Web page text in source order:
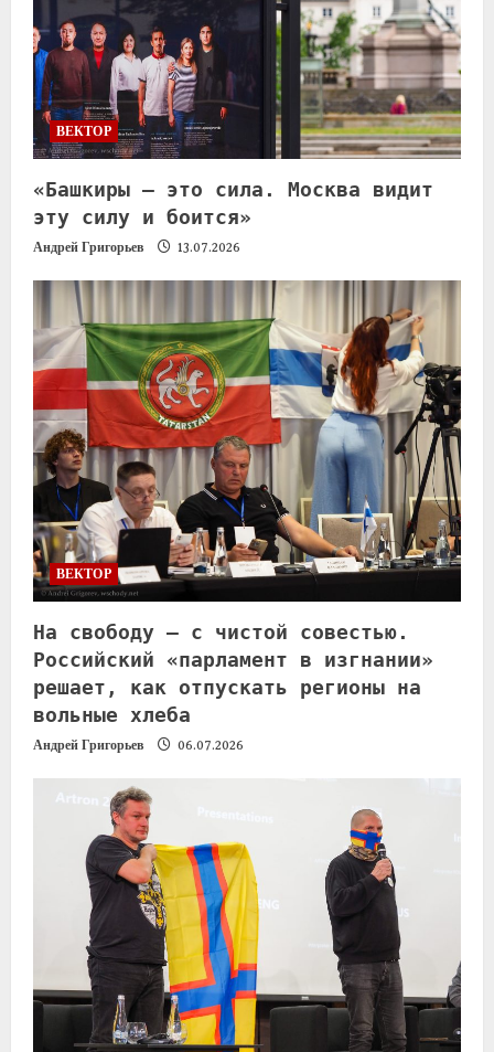
ВЕКТОР
«Башкиры — это сила. Москва видит
эту силу и боится»
Андрей Григорьев 13.07.2026
ВЕКТОР
На свободу — с чистой совестью.
Российский «парламент в изгнании»
решает, как отпускать регионы на
вольные хлеба
Андрей Григорьев 06.07.2026